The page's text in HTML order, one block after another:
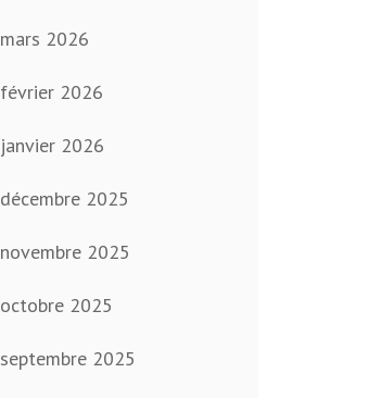
mars 2026
février 2026
janvier 2026
décembre 2025
novembre 2025
octobre 2025
septembre 2025